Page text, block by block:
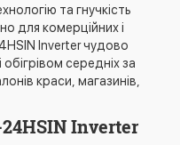
та гнучкість
для комерційних і
Inverter чудово
середніх за
краси, магазинів,
Inverter